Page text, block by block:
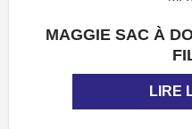
MAGGIE SAC À
LIRE